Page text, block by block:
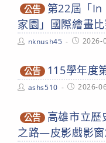
公告
第22屆「
家園」國際繪畫
Postnknush45
Post2026-
公告 115學年度
Postashs510
Post2026-
公告
高雄市立
之路—皮影戲影